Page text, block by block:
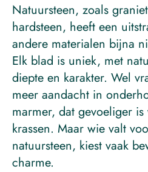
Natuursteen, zoals
hardsteen, heeft een
andere materialen bijna
Elk blad is uniek, met
diepte en karakter. Wel
meer aandacht in
marmer, dat gevoeliger
krassen. Maar wie valt
natuursteen, kiest vaak
charme.